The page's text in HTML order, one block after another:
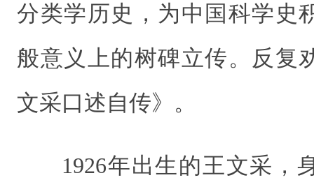
分类学历史，为中国科学史
般意义上的树碑立传。反复
文采口述自传》。
1926年出生的王文采，